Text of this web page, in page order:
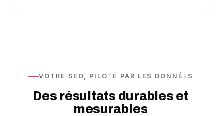
VOTRE SEO, PILOTÉ PAR LES DONNÉES
Des résultats durables et
mesurables